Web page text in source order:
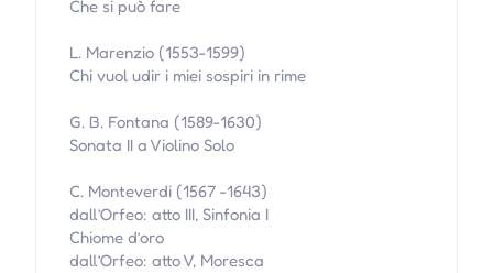
Che si può fare
L. Marenzio (1553-1599)
Chi vuol udir i miei sospiri in rime
G. B. Fontana (1589-1630)
Sonata II a Violino Solo
C. Monteverdi (1567 -1643)
dall’Orfeo: atto III, Sinfonia I
Chiome d’oro
dall’Orfeo: atto V, Moresca